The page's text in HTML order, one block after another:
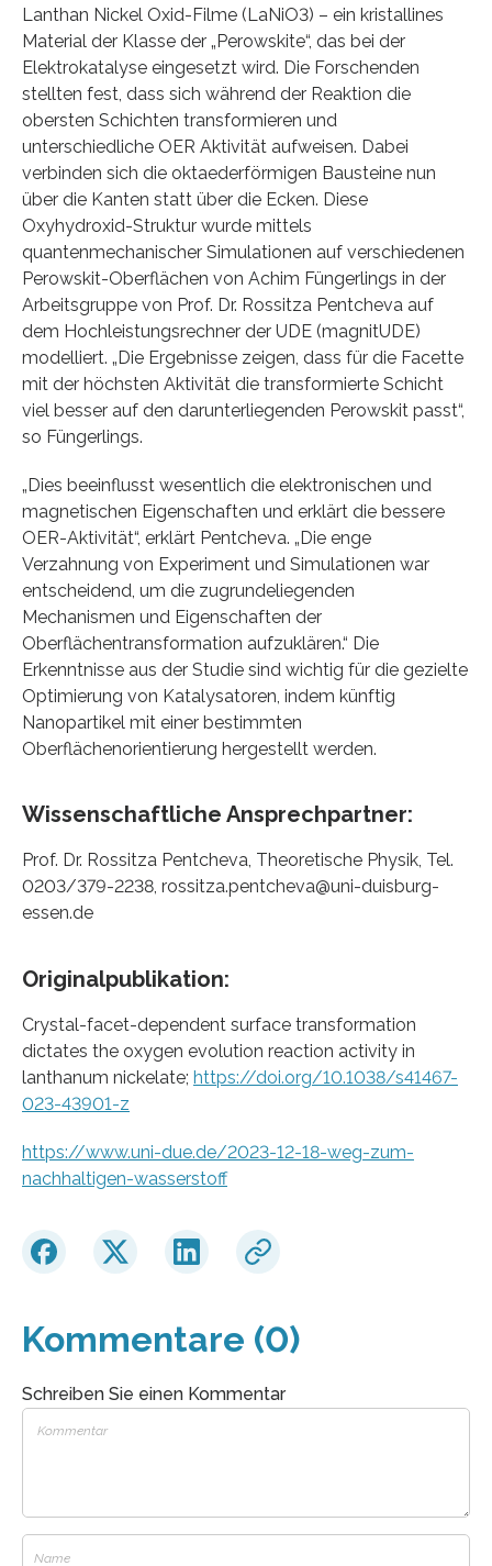
Lanthan Nickel Oxid-Filme (LaNiO3) – ein kristallines
Material der Klasse der „Perowskite“, das bei der
Elektrokatalyse eingesetzt wird. Die Forschenden
stellten fest, dass sich während der Reaktion die
obersten Schichten transformieren und
unterschiedliche OER Aktivität aufweisen. Dabei
verbinden sich die oktaederförmigen Bausteine nun
über die Kanten statt über die Ecken. Diese
Oxyhydroxid-Struktur wurde mittels
quantenmechanischer Simulationen auf verschiedenen
Perowskit-Oberflächen von Achim Füngerlings in der
Arbeitsgruppe von Prof. Dr. Rossitza Pentcheva auf
dem Hochleistungsrechner der UDE (magnitUDE)
modelliert. „Die Ergebnisse zeigen, dass für die Facette
mit der höchsten Aktivität die transformierte Schicht
viel besser auf den darunterliegenden Perowskit passt“,
so Füngerlings.
„Dies beeinflusst wesentlich die elektronischen und
magnetischen Eigenschaften und erklärt die bessere
OER-Aktivität“, erklärt Pentcheva. „Die enge
Verzahnung von Experiment und Simulationen war
entscheidend, um die zugrundeliegenden
Mechanismen und Eigenschaften der
Oberflächentransformation aufzuklären.“ Die
Erkenntnisse aus der Studie sind wichtig für die gezielte
Optimierung von Katalysatoren, indem künftig
Nanopartikel mit einer bestimmten
Oberflächenorientierung hergestellt werden.
Wissenschaftliche Ansprechpartner:
Prof. Dr. Rossitza Pentcheva, Theoretische Physik, Tel.
0203/379-2238, rossitza.pentcheva@uni-duisburg-
essen.de
Originalpublikation:
Crystal-facet-dependent surface transformation
dictates the oxygen evolution reaction activity in
lanthanum nickelate; https://doi.org/10.1038/s41467-
023-43901-z
https://www.uni-due.de/2023-12-18-weg-zum-
nachhaltigen-wasserstoff
Kommentare (0)
Schreiben Sie einen Kommentar